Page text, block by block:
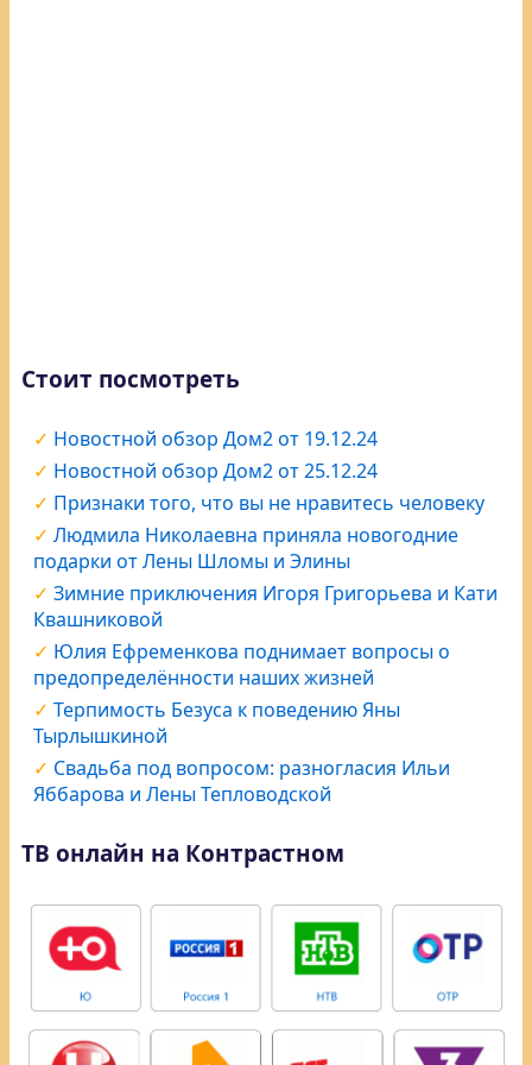
Стоит посмотреть
Новостной обзор Дом2 от 19.12.24
Новостной обзор Дом2 от 25.12.24
Признаки того, что вы не нравитесь человеку
Людмила Николаевна приняла новогодние
подарки от Лены Шломы и Элины
Зимние приключения Игоря Григорьева и Кати
Квашниковой
Юлия Ефременкова поднимает вопросы о
предопределённости наших жизней
Терпимость Безуса к поведению Яны
Тырлышкиной
Свадьба под вопросом: разногласия Ильи
Яббарова и Лены Тепловодской
ТВ онлайн на Контрастном